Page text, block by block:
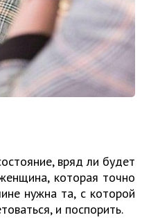
вряд ли будет
которая точно
нужна та, с которой
и поспорить.